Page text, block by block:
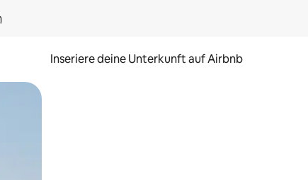
Inseriere deine Unterkunft auf Airbnb